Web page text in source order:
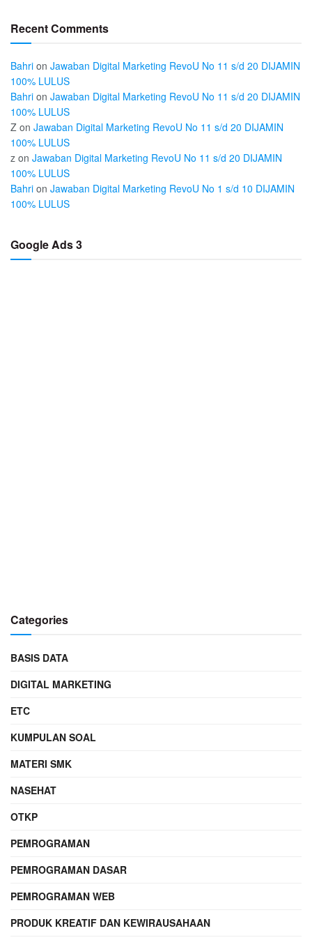
Recent Comments
Bahri on Jawaban Digital Marketing RevoU No 11 s/d 20 DIJAMIN
100% LULUS
Bahri on Jawaban Digital Marketing RevoU No 11 s/d 20 DIJAMIN
100% LULUS
Z on Jawaban Digital Marketing RevoU No 11 s/d 20 DIJAMIN
100% LULUS
z on Jawaban Digital Marketing RevoU No 11 s/d 20 DIJAMIN
100% LULUS
Bahri on Jawaban Digital Marketing RevoU No 1 s/d 10 DIJAMIN
100% LULUS
Google Ads 3
Categories
BASIS DATA
DIGITAL MARKETING
ETC
KUMPULAN SOAL
MATERI SMK
NASEHAT
OTKP
PEMROGRAMAN
PEMROGRAMAN DASAR
PEMROGRAMAN WEB
PRODUK KREATIF DAN KEWIRAUSAHAAN